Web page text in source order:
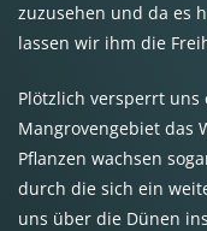
zuzusehen und da es
lassen wir ihm die
Plötzlich versperrt
Mangrovengebiet das
Pflanzen wachsen
durch die sich ein
uns über die Dünen